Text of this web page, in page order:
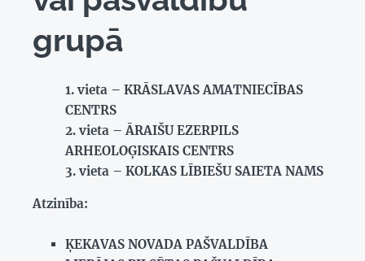
grupā
vieta – KRĀSLAVAS AMATNIECĪBAS
CENTRS
vieta – ĀRAIŠU EZERPILS
ARHEOLOĢISKAIS CENTRS
vieta – KOLKAS LĪBIEŠU SAIETA NAMS
Atzinība:
ĶEKAVAS NOVADA PAŠVALDĪBA